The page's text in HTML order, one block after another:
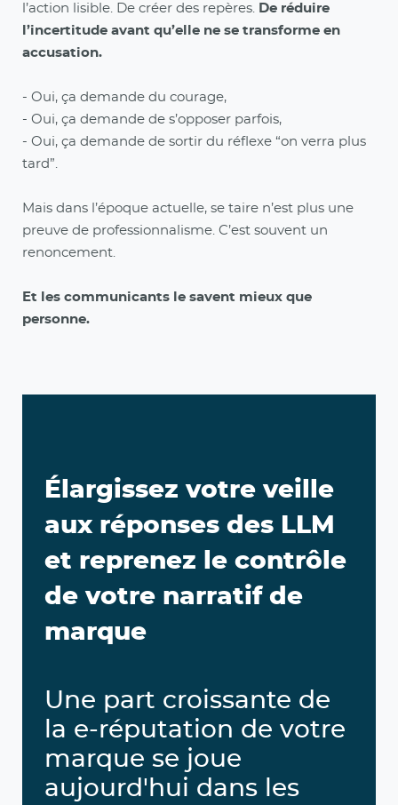
l’action lisible. De créer des repères.
De réduire
l’incertitude avant qu’elle ne se transforme en
accusation.
- Oui, ça demande du courage,
- Oui, ça demande de s’opposer parfois,
- Oui, ça demande de sortir du réflexe “on verra plus
tard”.
Mais dans l’époque actuelle, se taire n’est plus une
preuve de professionnalisme. C’est souvent un
renoncement.
Et les communicants le savent mieux que
personne.
Élargissez votre veille
aux réponses des LLM
et reprenez le contrôle
de votre narratif de
marque
Une part croissante de
la e-réputation de votre
marque se joue
aujourd'hui dans les